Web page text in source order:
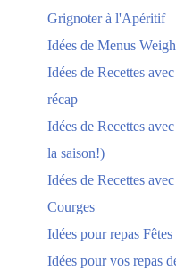
Grignoter à l'Apéritif
Idées de Menus
Idées de Recettes
récap
Idées de Recettes
la saison!)
Idées de Recettes
Courges
Idées pour repas Fêtes
Idées pour vos repas